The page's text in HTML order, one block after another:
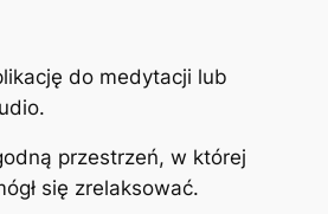
do medytacji lub
przestrzeń, w której
się zrelaksować.